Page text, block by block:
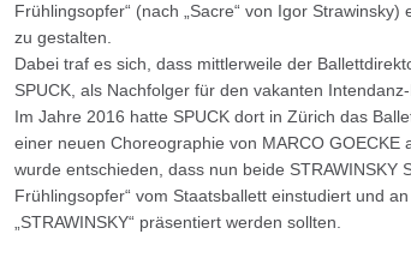
Frühlingsopfer“ (nach „Sacre“ von Igor
zu gestalten.
Dabei traf es sich, dass mittlerweile der
SPUCK, als Nachfolger für den vakanten
Im Jahre 2016 hatte SPUCK dort in Zürich das
einer neuen Choreographie von MARCO
wurde entschieden, dass nun beide STRAWINSKY
Frühlingsopfer“ vom Staatsballett einstudiert und
„STRAWINSKY“ präsentiert werden sollten.